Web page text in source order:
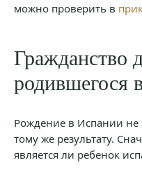
можно проверить в
Гражданство
родившегося
Рождение в Испании не
тому же результату.
является ли ребенок